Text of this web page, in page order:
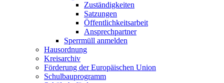
Zuständigkeiten
Satzungen
Öffentlichkeitsarbeit
Ansprechpartner
Sperrmüll anmelden
Hausordnung
Kreisarchiv
Förderung der Europäischen Union
Schulbauprogramm